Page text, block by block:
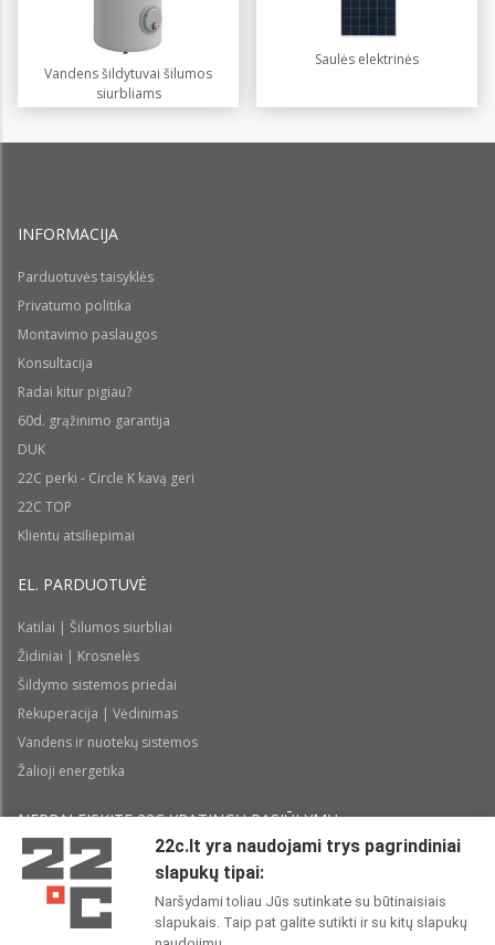
Vandens šildytuvai šilumos
siurbliams
Saulės elektrinės
INFORMACIJA
Parduotuvės taisyklės
Privatumo politika
Montavimo paslaugos
Konsultacija
Radai kitur pigiau?
60d. grąžinimo garantija
DUK
22C perki - Circle K kavą geri
22C TOP
Klientu atsiliepimai
EL. PARDUOTUVĖ
Katilai | Šilumos siurbliai
Židiniai | Krosnelės
Šildymo sistemos priedai
Rekuperacija | Vėdinimas
Vandens ir nuotekų sistemos
Žalioji energetika
NEPRALEISKITE 22С YPATINGŲ PASIŪLYMŲ:
Perskaičiau ir sutinku su 22CPrivatumo politika
22c.lt yra naudojami trys pagrindiniai
slapukų tipai:
Naršydami toliau Jūs sutinkate su būtinaisiais
slapukais. Taip pat galite sutikti ir su kitų slapukų